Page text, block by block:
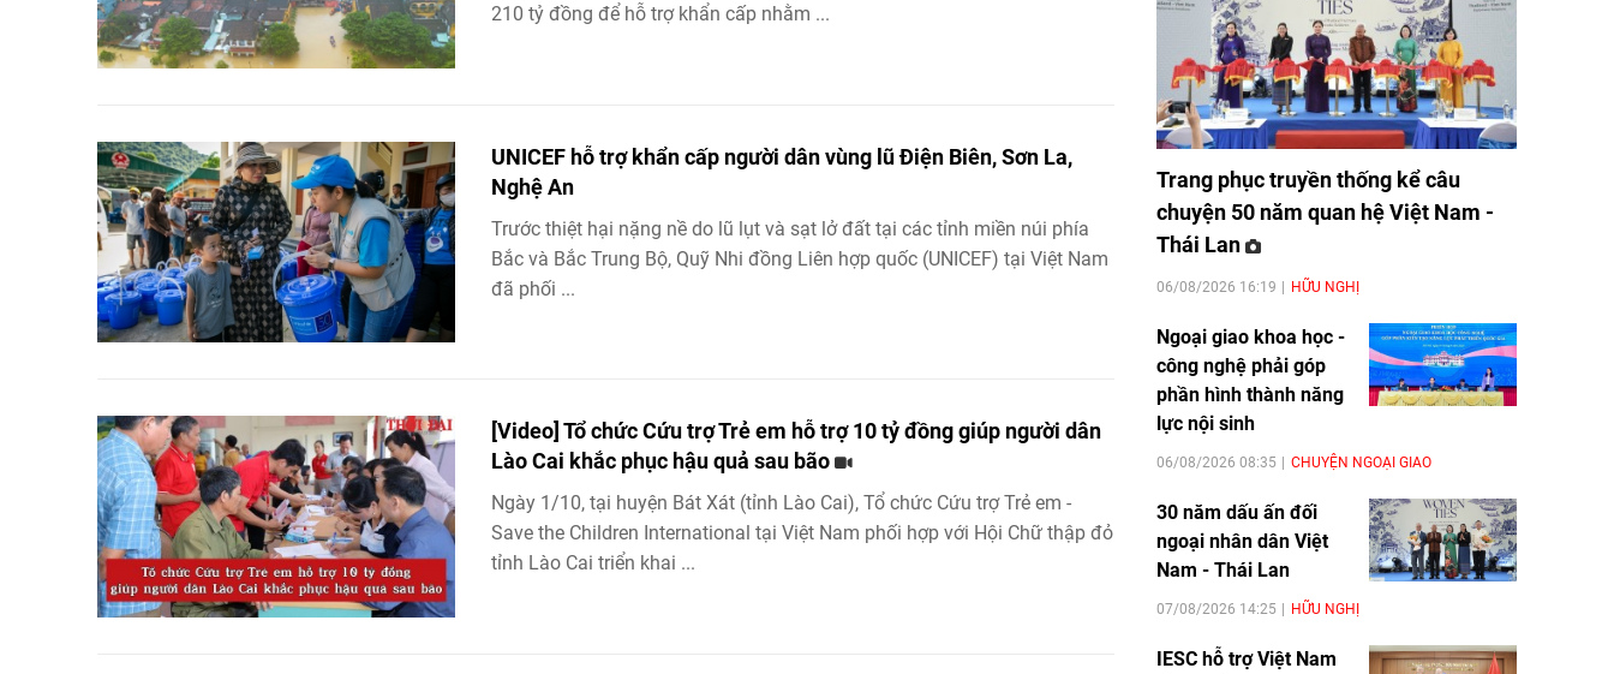
210 tỷ đồng để hỗ trợ khẩn cấp nhằm ...
UNICEF hỗ trợ khẩn cấp người dân vùng lũ Điện Biên, Sơn La,
Nghệ An
Trước thiệt hại nặng nề do lũ lụt và sạt lở đất tại các tỉnh miền núi phía
Bắc và Bắc Trung Bộ, Quỹ Nhi đồng Liên hợp quốc (UNICEF) tại Việt Nam
đã phối ...
[Video] Tổ chức Cứu trợ Trẻ em hỗ trợ 10 tỷ đồng giúp người dân
Lào Cai khắc phục hậu quả sau bão
Ngày 1/10, tại huyện Bát Xát (tỉnh Lào Cai), Tổ chức Cứu trợ Trẻ em -
Save the Children International tại Việt Nam phối hợp với Hội Chữ thập đỏ
tỉnh Lào Cai triển khai ...
Trang phục truyền thống kể câu
chuyện 50 năm quan hệ Việt Nam -
Thái Lan
06/08/2026 16:19 HỮU NGHỊ
Ngoại giao khoa học -
công nghệ phải góp
phần hình thành năng
lực nội sinh
06/08/2026 08:35 CHUYỆN NGOẠI GIAO
30 năm dấu ấn đối
ngoại nhân dân Việt
Nam - Thái Lan
07/08/2026 14:25 HỮU NGHỊ
IESC hỗ trợ Việt Nam